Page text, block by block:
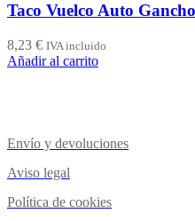
Taco Vuelco Auto
8,23 € IVA incluido
Añadir al carrito
Envío y devoluciones
Aviso legal
Política de cookies